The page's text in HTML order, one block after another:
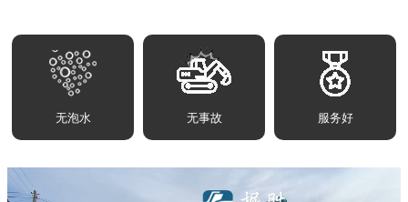
无泡水 无事故 服务好